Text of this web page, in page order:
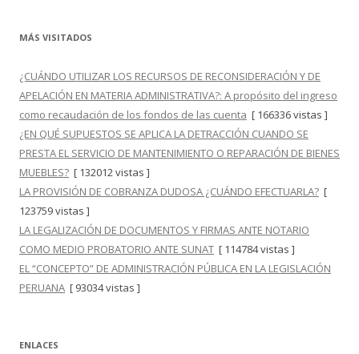
MÁS VISITADOS
¿CUÁNDO UTILIZAR LOS RECURSOS DE RECONSIDERACIÓN Y DE
APELACIÓN EN MATERIA ADMINISTRATIVA?: A propósito del ingreso
como recaudación de los fondos de las cuenta [ 166336 vistas ]
¿EN QUÉ SUPUESTOS SE APLICA LA DETRACCIÓN CUANDO SE
PRESTA EL SERVICIO DE MANTENIMIENTO O REPARACIÓN DE BIENES
MUEBLES? [ 132012 vistas ]
LA PROVISIÓN DE COBRANZA DUDOSA ¿CUÁNDO EFECTUARLA? [
123759 vistas ]
LA LEGALIZACIÓN DE DOCUMENTOS Y FIRMAS ANTE NOTARIO
COMO MEDIO PROBATORIO ANTE SUNAT [ 114784 vistas ]
EL “CONCEPTO” DE ADMINISTRACIÓN PÚBLICA EN LA LEGISLACIÓN
PERUANA [ 93034 vistas ]
ENLACES